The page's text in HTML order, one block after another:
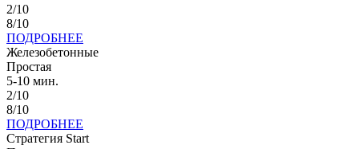
2/10
8/10
ПОДРОБНЕЕ
Железобетонные
Простая
5-10 мин.
2/10
8/10
ПОДРОБНЕЕ
Стратегия Start